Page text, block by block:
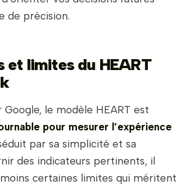
de précision.
et limites du HEART
le modèle HEART est
pour mesurer l’expérience
séduit par sa simplicité et sa
des indicateurs pertinents, il
certaines limites qui méritent